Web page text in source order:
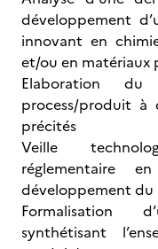
développement
innovant en
et/ou en matériaux
Elaboration
process/produit à
précités
Veille
réglementaire
développement
Formalisation
synthétisant